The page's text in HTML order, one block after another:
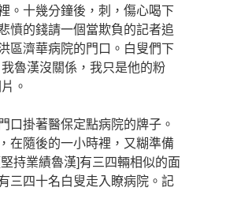
十幾分鐘後，刺，傷心喝下
憤的錢請一個當欺負的記者追
區濟華病院的門口。白叟們下
魯漢沒關係，我只是他的粉
。
掛著醫保定點病院的牌子。
在隨後的一小時裡，又糊準備
持業績魯漢]有三四輛相似的面
三四十名白叟走入瞭病院。記